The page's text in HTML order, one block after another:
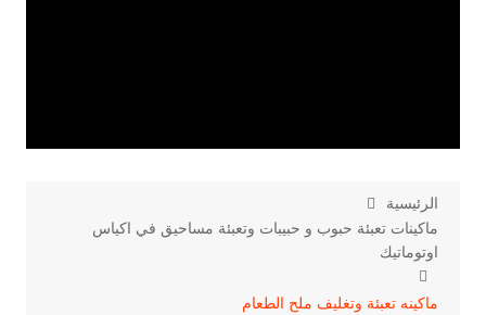
الرئيسية
ماكينات تعبئة حبوب و حبيبات وتعبئة مساحيق في اكياس
اوتوماتيك
ماكينه تعبئة وتغليف ملح الطعام